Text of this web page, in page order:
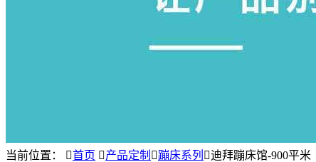
当前位置： 首页 产品定制 蹦床系列 迪拜蹦床馆-900平米